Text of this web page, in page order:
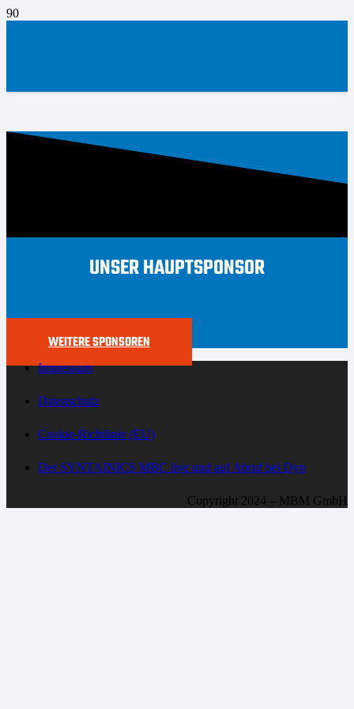
UNSER HAUPTSPONSOR
WEITERE SPONSOREN
Impressum
Datenschutz
Cookie-Richtlinie (EU)
Der SYNTAINICS MBC live und auf Abruf bei Dyn
Copyright 2024 – MBM GmbH